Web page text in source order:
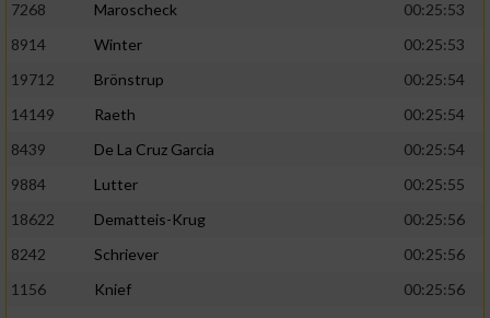
7268
Maroscheck
00:25:53
8914
Winter
00:25:53
19712
Brönstrup
00:25:54
14149
Raeth
00:25:54
8439
De La Cruz Garcia
00:25:54
9884
Lutter
00:25:55
18622
Dematteis-Krug
00:25:56
8242
Schriever
00:25:56
1156
Knief
00:25:56
von Inhalten
personalisierter Inhalte
Analyse von Zielgruppen durch Statistiken